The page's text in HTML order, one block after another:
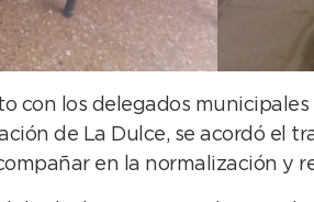
con los delegados
de La Dulce, se acordó el
en la normalización y